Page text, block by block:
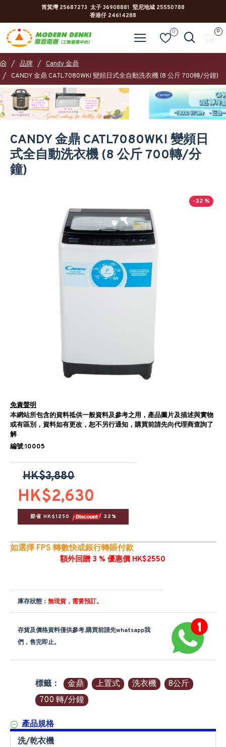
筲箕灣 25687273 太子 36908881 堅尼地城 25550788
香港仔 24614288
0 0
品牌
Candy 金鼎
CANDY 金鼎 CATL7080WKI 變頻日式全自動洗衣機 (8 公斤 700轉/分鐘)
CANDY 金鼎 CATL7080WKI 變頻日
式全自動洗衣機 (8 公斤 700轉/分
鐘)
-32 %
免責聲明
本網站所包含的資料祗供一般資料及參考之用，產品圖片及描述與實物
或有區別，資料如有更改，恕不另行通知，購買前請先向代理商查詢了
解
編號:10005
HK$2,630
HK$3,880
節省 HK$1250 32%
如選擇 FPS 轉數快或銀行轉賬付款
額外回贈 3 % 優惠價 HK$2550
庫存狀態： 無現貨，需要預訂。
存貨及價格資料僅供參考,購買前請先whatsapp我
們，售完即止。
標籤： 金鼎 上置式 洗衣機
8公斤
700 轉/分鐘
產品規格
洗/乾衣機